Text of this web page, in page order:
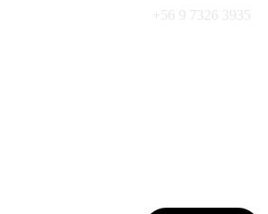
+56 9 7326 3935